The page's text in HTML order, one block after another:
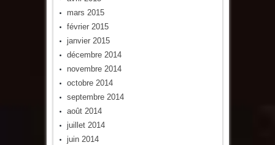
mars 2015
février 2015
janvier 2015
décembre 2014
novembre 2014
octobre 2014
septembre 2014
août 2014
juillet 2014
juin 2014